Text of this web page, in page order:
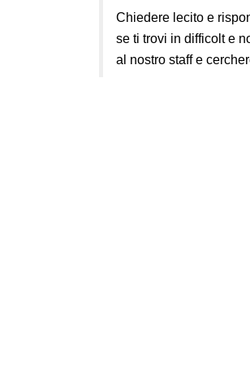
Chiedere lecito e
se ti trovi in difficolt e
al nostro staff e